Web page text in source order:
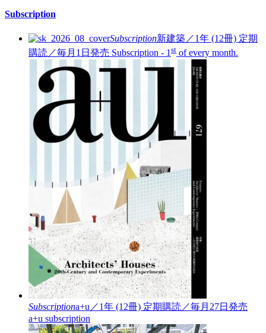
Subscription
Subscription新建築／1年 (12冊) 定期
購読／毎月1日発売 Subscription - 1 st of every month.
Subscriptiona+u／1年 (12冊) 定期購読／毎月27日発売
a+u subscription